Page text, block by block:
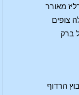
מאורר
צופים
ברק
הרדוף